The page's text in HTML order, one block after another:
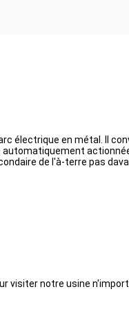
électrique en métal. Il
automatiquement
de l'à-terre pas
visiter notre usine